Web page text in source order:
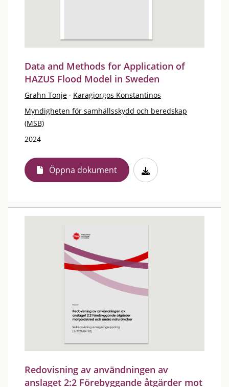
Data and Methods for Application of
HAZUS Flood Model in Sweden
Grahn Tonje · Karagiorgos Konstantinos
Myndigheten för samhällsskydd och beredskap
(MSB)
2024
Öppna dokument
Redovisning av användningen av
anslaget 2:2 Förebyggande åtgärder mot